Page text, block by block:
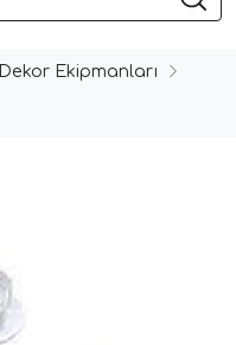
Dekor Ekipmanları